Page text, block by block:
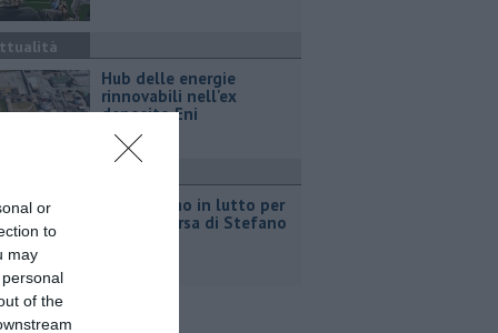
or
to
may
of the
Hub delle energie
rinnovabili nell'ex
deposito Eni
Giornalismo in lutto per
la scomparsa di Stefano